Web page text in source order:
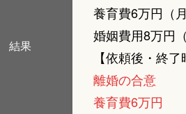
結果
養育費6万円（月
婚姻費用8万円
【依頼後・終了
離婚の合意
養育費6万円